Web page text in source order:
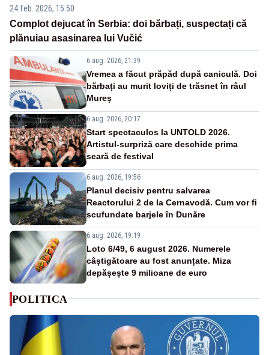
24 feb. 2026, 15:50
Complot dejucat în Serbia: doi bărbați, suspectați că
plănuiau asasinarea lui Vučić
6 aug. 2026, 21:39
Vremea a făcut prăpăd după caniculă. Doi
bărbați au murit loviți de trăsnet în râul
Mureș
6 aug. 2026, 20:17
Start spectaculos la UNTOLD 2026.
Artistul-surpriză care deschide prima
seară de festival
6 aug. 2026, 19:56
Planul decisiv pentru salvarea
Reactorului 2 de la Cernavodă. Cum vor fi
scufundate barjele în Dunăre
6 aug. 2026, 19:19
Loto 6/49, 6 august 2026. Numerele
câștigătoare au fost anunțate. Miza
depășește 9 milioane de euro
POLITICA